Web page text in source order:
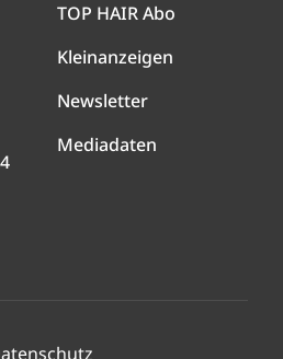
TOP HAIR Abo
Kleinanzeigen
Newsletter
Mediadaten